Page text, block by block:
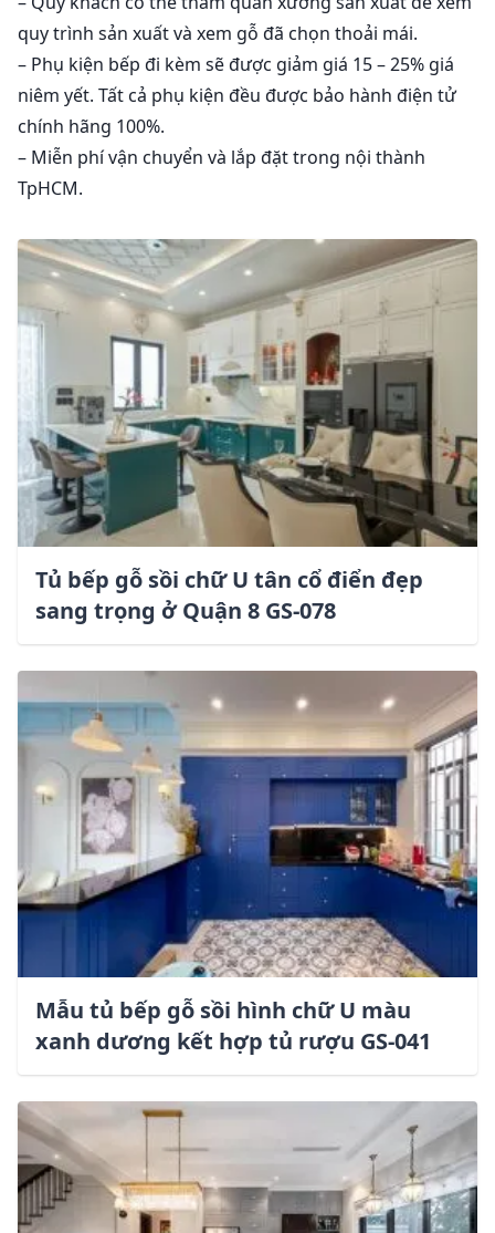
quy trình sản xuất và xem gỗ đã chọn thoải mái.
– Phụ kiện bếp đi kèm sẽ được giảm giá 15 – 25% giá
niêm yết. Tất cả phụ kiện đều được bảo hành điện tử
chính hãng 100%.
– Miễn phí vận chuyển và lắp đặt trong nội thành
TpHCM.
Tủ bếp gỗ sồi chữ U tân cổ điển đẹp
sang trọng ở Quận 8 GS-078
Mẫu tủ bếp gỗ sồi hình chữ U màu
xanh dương kết hợp tủ rượu GS-041